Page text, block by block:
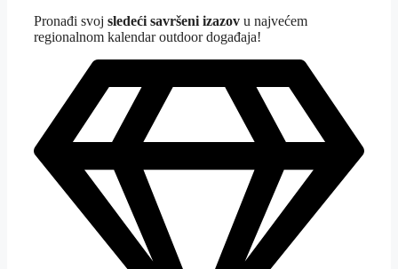
Pronađi svoj sledeći savršeni izazov u najvećem
regionalnom kalendar outdoor događaja!